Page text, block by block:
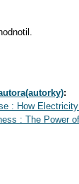
:
: How
: The Power